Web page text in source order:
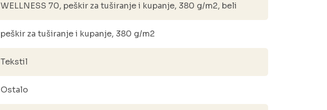
WELLNESS 70, peškir za tuširanje i kupanje, 380 g/m2, beli
peškir za tuširanje i kupanje, 380 g/m2
Tekstil
Ostalo